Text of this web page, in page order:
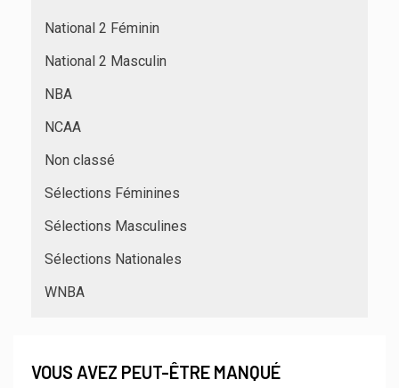
National 2 Féminin
National 2 Masculin
NBA
NCAA
Non classé
Sélections Féminines
Sélections Masculines
Sélections Nationales
WNBA
VOUS AVEZ PEUT-ÊTRE MANQUÉ